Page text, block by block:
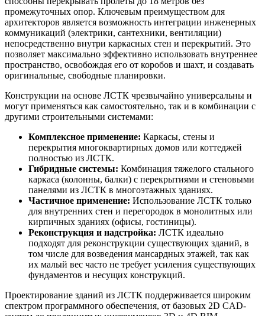
промежуточных опор. Ключевым преимуществом для
архитекторов является возможность интеграции инженерных
коммуникаций (электрики, сантехники, вентиляции)
непосредственно внутри каркасных стен и перекрытий. Это
позволяет максимально эффективно использовать внутреннее
пространство, освобождая его от коробов и шахт, и создавать
оригинальные, свободные планировки.
Конструкции на основе ЛСТК чрезвычайно универсальны и
могут применяться как самостоятельно, так и в комбинации с
другими строительными системами:
Комплексное применение: Каркасы, стены и
перекрытия многоквартирных домов или коттеджей
полностью из ЛСТК.
Гибридные системы: Комбинация тяжелого стального
каркаса (колонны, балки) с перекрытиями и стеновыми
панелями из ЛСТК в многоэтажных зданиях.
Частичное применение: Использование ЛСТК только
для внутренних стен и перегородок в монолитных или
кирпичных зданиях (офисы, гостиницы).
Реконструкция и надстройка: ЛСТК идеально
подходят для реконструкции существующих зданий, в
том числе для возведения мансардных этажей, так как
их малый вес часто не требует усиления существующих
фундаментов и несущих конструкций.
Проектирование зданий из ЛСТК поддерживается широким
спектром программного обеспечения, от базовых 2D CAD-